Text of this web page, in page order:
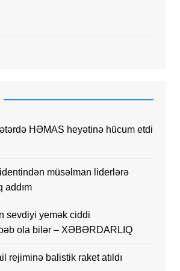
HƏMAS heyətinə hücum etdi
müsəlman liderlərə
addım
sevdiyi yemək ciddi
ola bilər – XƏBƏRDARLIQ
rejiminə balistik raket atıldı